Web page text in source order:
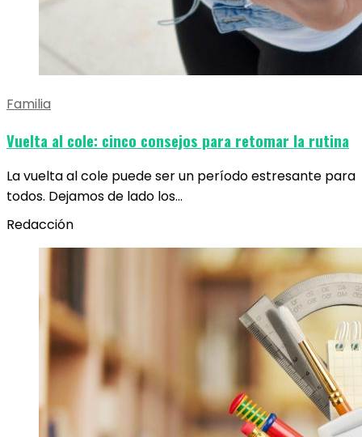
Familia
Vuelta al cole: cinco consejos para retomar la rutina
La vuelta al cole puede ser un período estresante para
todos. Dejamos de lado los…
Redacción